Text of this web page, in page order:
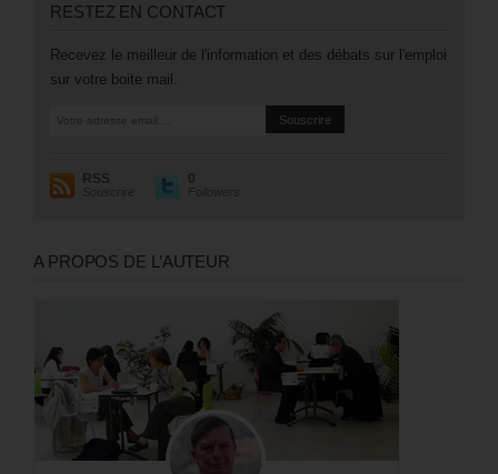
RESTEZ EN CONTACT
Recevez le meilleur de l'information et des débats sur l'emploi
sur votre boite mail.
RSS
Souscrire
0
Followers
A PROPOS DE L’AUTEUR